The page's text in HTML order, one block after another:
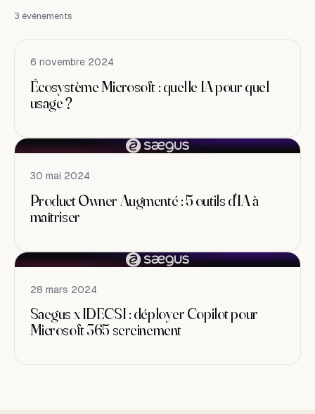
3 événements
6 novembre 2024
Écosystème Microsoft : quelle IA pour quel
usage ?
30 mai 2024
Product Owner Augmenté : 5 outils d'IA à
maîtriser
28 mars 2024
Saegus x IDECSI : déployer Copilot pour
Microsoft 365 sereinement